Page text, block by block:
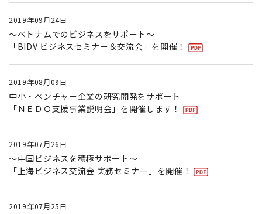
2019年09月24日
～ベトナムでのビジネスをサポート～
「BIDV ビジネスセミナー＆交流会」を開催！
2019年08月09日
中小・ベンチャー企業の研究開発をサポート
「ＮＥＤＯ支援事業説明会」を開催します！
2019年07月26日
〜中国ビジネスを積極サポート〜
「上海ビジネス交流会 実務セミナー」を開催！
2019年07月25日